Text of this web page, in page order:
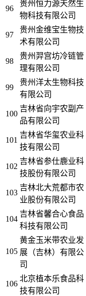
96
贵州恒力源天然生
物科技有限公司
97
贵州金维宝生物技
术有限公司
98
贵州羿宫坊冷链管
理有限公司
99
贵州洋太生物科技
有限公司
100
吉林省向宇农副产
品有限公司
101
吉林省华玺农业科
技有限公司
102
吉林省参仕鹿业科
技股份有限公司
103
吉林北大荒都市农
业股份有限公司
104
吉林省馨合心食品
科技有限公司
105
黄金玉米带农业发
展（吉林）有限公
司
106
北京植本乐食品科
技有限公司